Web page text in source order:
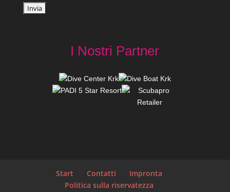
I Nostri Partner
Start Contatti
Impronta
Politica sulla riservatezza